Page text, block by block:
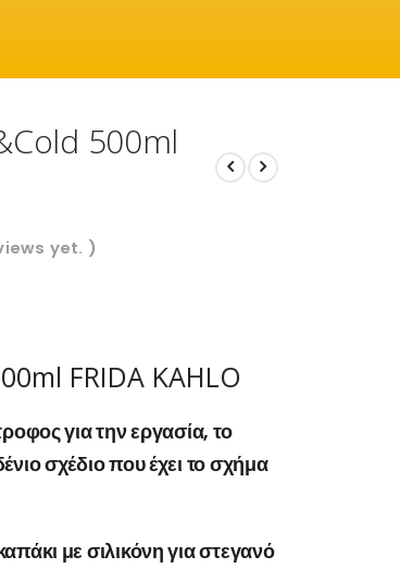
500ml
yet. )
FRIDA KAHLO
για την εργασία, το
σχέδιο που έχει το σχήμα
με σιλικόνη για στεγανό